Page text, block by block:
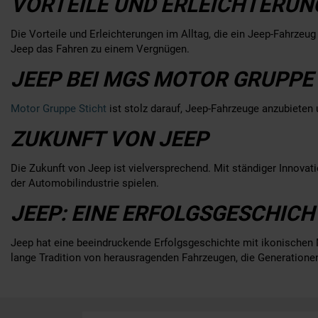
Die Vorteile und Erleichterungen im Alltag, die ein Jeep-
Jeep das Fahren zu einem Vergnügen.
JEEP BEI MGS MOTOR
Motor Gruppe Sticht ist stolz darauf, Jeep-Fahrzeuge
ZUKUNFT VON JEEP
Die Zukunft von Jeep ist vielversprechend. Mit ständiger
der Automobilindustrie spielen.
JEEP: EINE
Jeep hat eine beeindruckende Erfolgsgeschichte mit
lange Tradition von herausragenden Fahrzeugen, die